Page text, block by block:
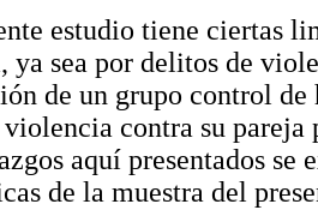
estudio tiene ciertas
ya sea por delitos de
de un grupo control de
contra su
aquí presentados
de la muestra del